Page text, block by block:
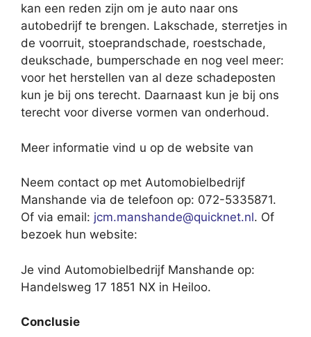
kan een reden zijn om je auto naar ons
autobedrijf te brengen. Lakschade, sterretjes in
de voorruit, stoeprandschade, roestschade,
deukschade, bumperschade en nog veel meer:
voor het herstellen van al deze schadeposten
kun je bij ons terecht. Daarnaast kun je bij ons
terecht voor diverse vormen van onderhoud.
Meer informatie vind u op de website van
Neem contact op met Automobielbedrijf
Manshande via de telefoon op: 072-5335871.
Of via email: jcm.manshande@quicknet.nl. Of
bezoek hun website:
Je vind Automobielbedrijf Manshande op:
Handelsweg 17 1851 NX in Heiloo.
Conclusie